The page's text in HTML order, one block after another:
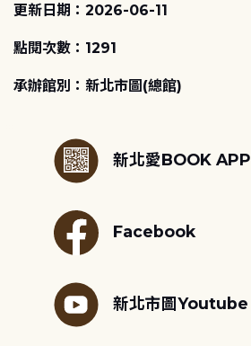
更新日期：2026-06-11
點閱次數：1291
承辦館別：新北市圖(總館)
新北愛BOOK APP
Facebook
新北市圖Youtube